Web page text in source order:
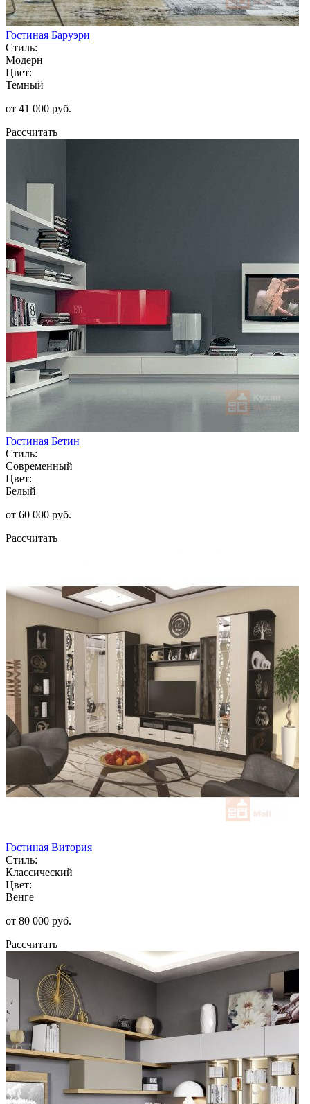
Гостиная Баруэри
Стиль:
Модерн
Цвет:
Темный
от 41 000 руб.
Рассчитать
Гостиная Бетин
Стиль:
Современный
Цвет:
Белый
от 60 000 руб.
Рассчитать
Гостиная Витория
Стиль:
Классический
Цвет:
Венге
от 80 000 руб.
Рассчитать